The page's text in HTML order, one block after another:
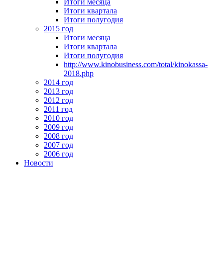
Итоги квартала
Итоги полугодия
2015 год
Итоги месяца
Итоги квартала
Итоги полугодия
http://www.kinobusiness.com/total/kinokassa-
2018.php
2014 год
2013 год
2012 год
2011 год
2010 год
2009 год
2008 год
2007 год
2006 год
Новости